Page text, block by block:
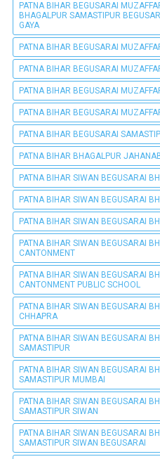
PATNA BIHAR BEGUSARAI
BHAGALPUR SAMASTIPUR
GAYA
PATNA BIHAR BEGUSARAI
PATNA BIHAR BEGUSARAI
PATNA BIHAR BEGUSARAI
PATNA BIHAR BEGUSARAI
PATNA BIHAR BEGUSARAI
PATNA BIHAR BHAGALPUR
PATNA BIHAR SIWAN BEGUSARAI
PATNA BIHAR SIWAN BEGUSARAI
PATNA BIHAR SIWAN BEGUSARAI
PATNA BIHAR SIWAN BEGUSARAI
CANTONMENT
PATNA BIHAR SIWAN BEGUSARAI
CANTONMENT PUBLIC SCHOOL
PATNA BIHAR SIWAN BEGUSARAI
CHHAPRA
PATNA BIHAR SIWAN BEGUSARAI
SAMASTIPUR
PATNA BIHAR SIWAN BEGUSARAI
SAMASTIPUR MUMBAI
PATNA BIHAR SIWAN BEGUSARAI
SAMASTIPUR SIWAN
PATNA BIHAR SIWAN BEGUSARAI
SAMASTIPUR SIWAN BEGUSARAI